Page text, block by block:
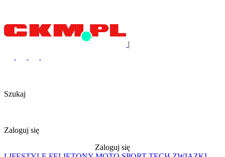
|
Szukaj
Zaloguj się
Zaloguj się